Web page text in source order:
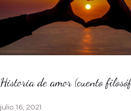
Historia de amor (cuento
julio 16, 2021